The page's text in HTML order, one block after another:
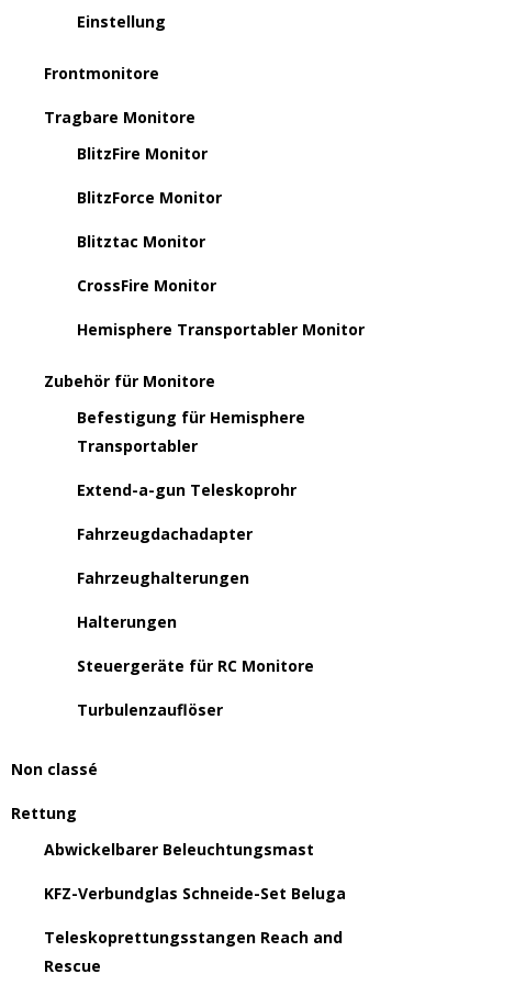
Einstellung
Frontmonitore
Tragbare Monitore
BlitzFire Monitor
BlitzForce Monitor
Blitztac Monitor
CrossFire Monitor
Hemisphere Transportabler Monitor
Zubehör für Monitore
Befestigung für Hemisphere
Transportabler
Extend-a-gun Teleskoprohr
Fahrzeugdachadapter
Fahrzeughalterungen
Halterungen
Steuergeräte für RC Monitore
Turbulenzauflöser
Non classé
Rettung
Abwickelbarer Beleuchtungsmast
KFZ-Verbundglas Schneide-Set Beluga
Teleskoprettungsstangen Reach and
Rescue